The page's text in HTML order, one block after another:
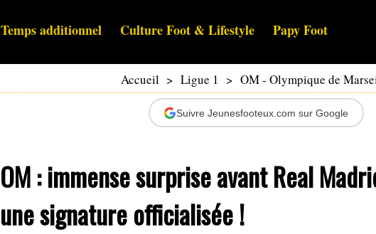
Temps additionnel Culture Foot & Lifestyle Papy Foot
Accueil > Ligue 1 > OM - Olympique de
Suivre Jeunesfooteux.com sur Google
OM : immense surprise avant Real
une signature officialisée !